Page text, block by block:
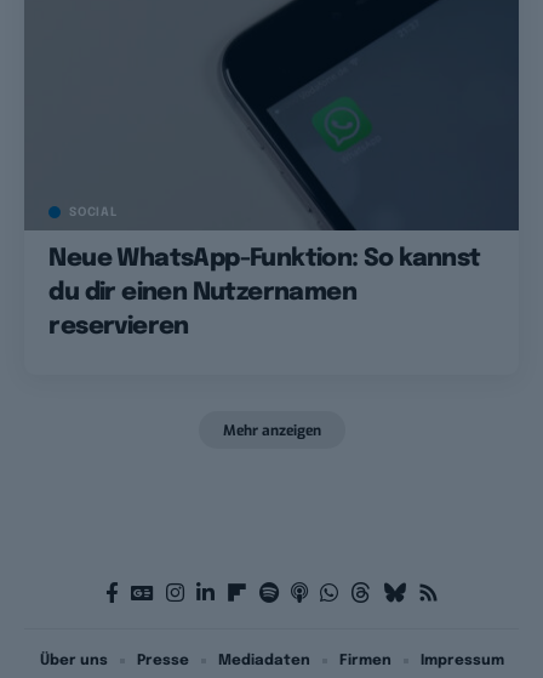
SOCIAL
Neue WhatsApp-Funktion: So kannst
du dir einen Nutzernamen
reservieren
Mehr anzeigen
Über uns Presse Mediadaten Firmen Impressum